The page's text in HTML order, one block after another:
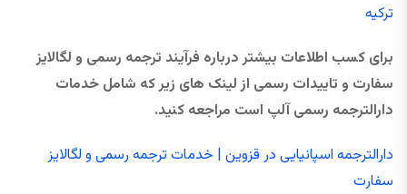
ترکیه
برای کسب اطلاعات بیشتر درباره فرآیند ترجمه رسمی و لگالایز
سفارت و تاییدات رسمی از لینک های زیر که شامل خدمات
دارالترجمه رسمی آلپ است مراجعه کنید.
دارالترجمه اسپانیایی در قزوین | خدمات ترجمه رسمی و لگالایز
سفارت